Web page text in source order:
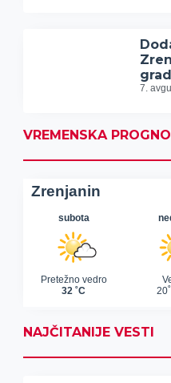
7.
VREMENSKA
NAJČITANIJE VESTI